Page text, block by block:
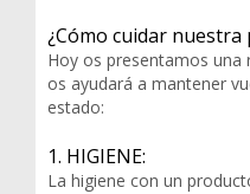
¿Cómo cuidar nuestra
Hoy os presentamos una
os ayudará a mantener
estado:
1. HIGIENE:
La higiene con un